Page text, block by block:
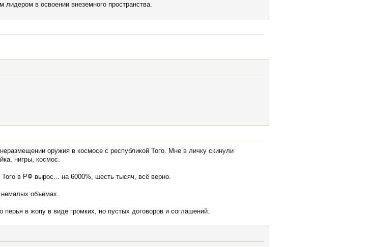
в освоении внеземного пространства.
оружия в космосе с республикой Того. Мне в личку скинули
нигры, космос.
в РФ вырос... на 6000%, шесть тысяч, всё верно.
немалых объёмах.
перья в жопу в виде громких, но пустых договоров и соглашений.